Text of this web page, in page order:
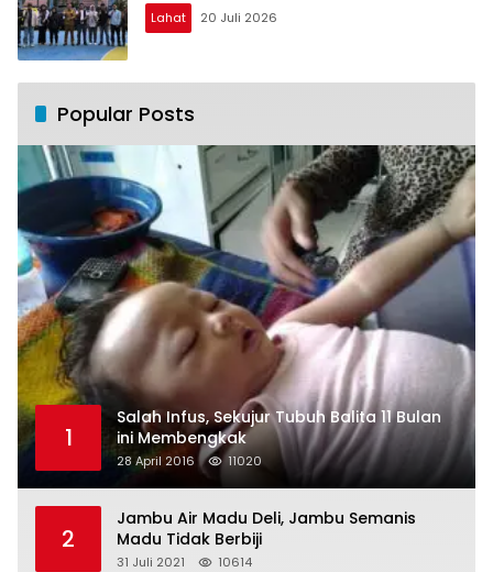
Lahat 20 Juli 2026
Popular Posts
1
Salah Infus, Sekujur Tubuh Balita 11 Bulan
ini Membengkak
28 April 2016 11020
2
Jambu Air Madu Deli, Jambu Semanis
Madu Tidak Berbiji
31 Juli 2021 10614